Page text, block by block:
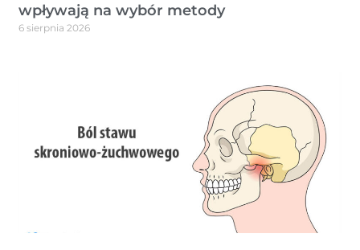
wpływają na wybór metody
6 sierpnia 2026